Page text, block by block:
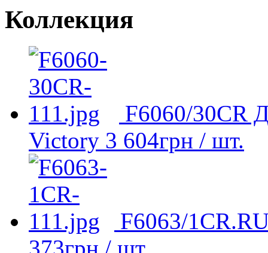
Коллекция
F6060/30CR
Victory 3 604грн / шт.
F6063/